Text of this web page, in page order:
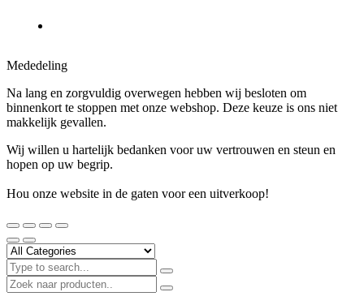
Mededeling
Na lang en zorgvuldig overwegen hebben wij besloten om
binnenkort te stoppen met onze webshop. Deze keuze is ons niet
makkelijk gevallen.
Wij willen u hartelijk bedanken voor uw vertrouwen en steun en
hopen op uw begrip.
Hou onze website in de gaten voor een uitverkoop!